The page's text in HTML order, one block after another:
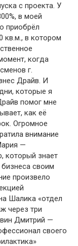
с проекта. У
в моей
приобрёл
в котором
когда
г.
Драйв. И
которые я
помог мне
как её
Огромное
внимание
—
который знает
своим
произвело
Шалика «отдел
через три
Дмитрий —
своего